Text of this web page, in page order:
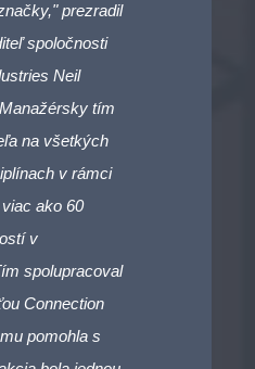
prezradil
spoločnosti
Neil
tím
na všetkých
v rámci
ako 60
v
spolupracoval
Connection
pomohla s